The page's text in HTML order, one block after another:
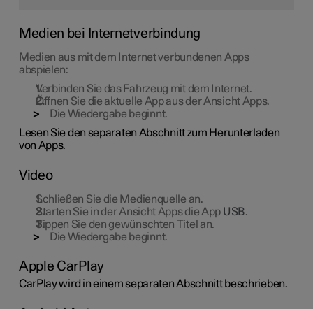
Medien bei Internetverbindung
Medien aus mit dem Internet verbundenen Apps
abspielen:
Verbinden Sie das Fahrzeug mit dem Internet.
Öffnen Sie die aktuelle App aus der Ansicht Apps.
Die Wiedergabe beginnt.
Lesen Sie den separaten Abschnitt zum Herunterladen
von Apps.
Video
Schließen Sie die Medienquelle an.
Starten Sie in der Ansicht Apps die App USB.
Tippen Sie den gewünschten Titel an.
Die Wiedergabe beginnt.
Apple CarPlay
CarPlay wird in einem separaten Abschnitt beschrieben.